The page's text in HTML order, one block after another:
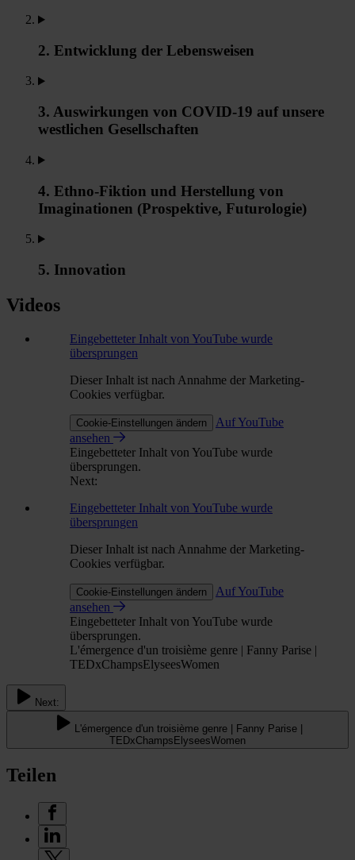
2. Entwicklung der Lebensweisen
3. Auswirkungen von COVID-19 auf unsere
westlichen Gesellschaften
4. Ethno-Fiktion und Herstellung von
Imaginationen (Prospektive, Futurologie)
5. Innovation
Videos
Eingebetteter Inhalt von YouTube wurde
übersprungen
Dieser Inhalt ist nach Annahme der Marketing-
Cookies verfügbar.
Cookie-Einstellungen ändern
Auf YouTube
ansehen
Eingebetteter Inhalt von YouTube wurde
übersprungen.
Next:
Eingebetteter Inhalt von YouTube wurde
übersprungen
Dieser Inhalt ist nach Annahme der Marketing-
Cookies verfügbar.
Cookie-Einstellungen ändern
Auf YouTube
ansehen
Eingebetteter Inhalt von YouTube wurde
übersprungen.
L'émergence d'un troisième genre | Fanny Parise |
TEDxChampsElyseesWomen
Next:
L'émergence d'un troisième genre | Fanny Parise |
TEDxChampsElyseesWomen
Teilen